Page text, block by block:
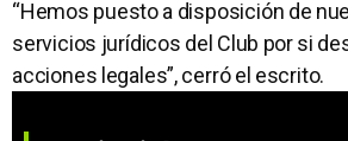
“Hemos puesto a disposición de
servicios jurídicos del Club por si
acciones legales”, cerró el escrito.